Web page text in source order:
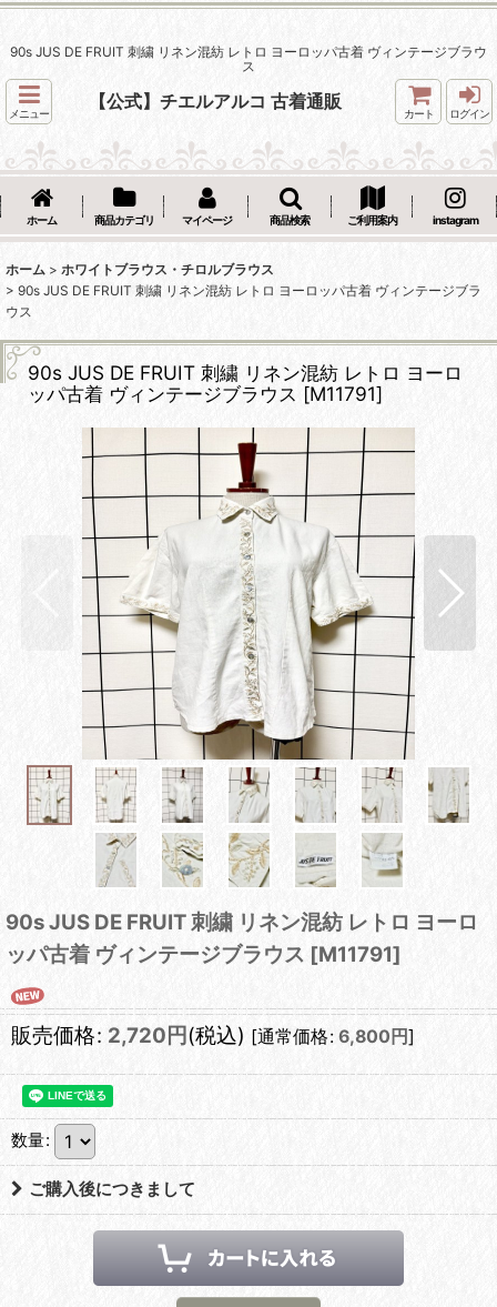
90s JUS DE FRUIT 刺繍 リネン混紡 レトロ ヨーロッパ古着 ヴィンテージブラウ
ス
メニュー
【公式】チエルアルコ 古着通販
カート ログイン
ホーム 商品カテゴリ マイページ 商品検索 ご利用案内 instagram
ホーム > ホワイトブラウス・チロルブラウス
> 90s JUS DE FRUIT 刺繍 リネン混紡 レトロ ヨーロッパ古着 ヴィンテージブラ
ウス
90s JUS DE FRUIT 刺繍 リネン混紡 レトロ ヨーロ
ッパ古着 ヴィンテージブラウス [M11791]
90s JUS DE FRUIT 刺繍 リネン混紡 レトロ ヨーロ
ッパ古着 ヴィンテージブラウス [M11791]
販売価格: 2,720 円 (税込) [通常価格: 6,800 円]
数量:
ご購入後につきまして